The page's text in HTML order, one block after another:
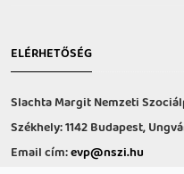
ELÉRHETŐSÉG
Slachta Margit Nemzeti
Székhely: 1142 Budapest,
Email cím:evp@nszi.hu